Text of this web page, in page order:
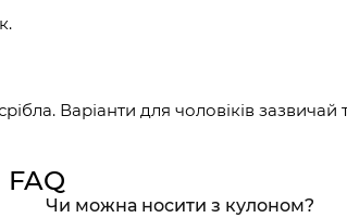
Варіанти для чоловіків зазвичай
FAQ
Чи можна носити з кулоном?